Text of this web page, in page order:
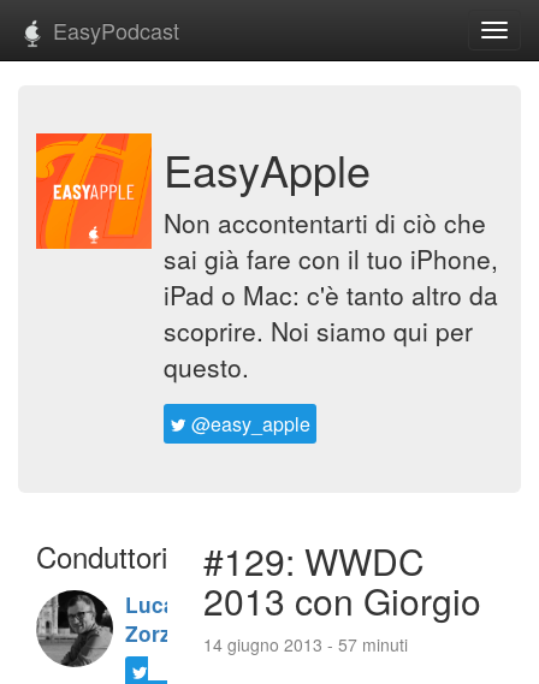
EasyPodcast
EasyApple
Non accontentarti di ciò che
sai già fare con il tuo iPhone,
iPad o Mac: c'è tanto altro da
scoprire. Noi siamo qui per
questo.
@easy_apple
Conduttori
Luca
Zorzi
#129: WWDC
2013 con Giorgio
14 giugno 2013 - 57 minuti